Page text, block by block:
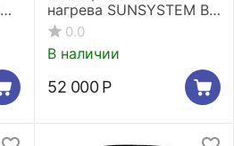
нагрева SUNSYSTEM BB
200 V/S1 UP Напольный
0.0
В наличии
52 000 Р